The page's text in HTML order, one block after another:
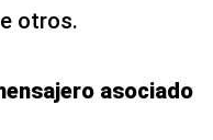
otros.
asociado